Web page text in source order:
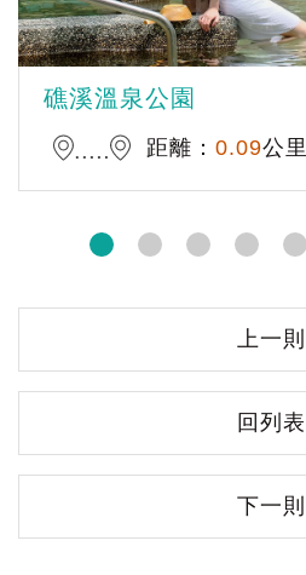
礁溪溫泉公園
距離： 0.09公里
上一則
回列表
下一則